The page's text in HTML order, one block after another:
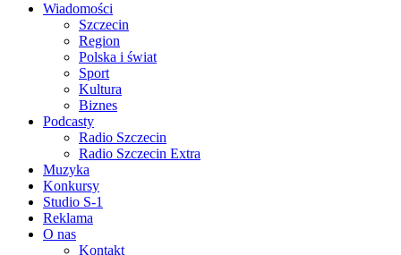
Wiadomości
Szczecin
Region
Polska i świat
Sport
Kultura
Biznes
Podcasty
Radio Szczecin
Radio Szczecin Extra
Muzyka
Konkursy
Studio S-1
Reklama
O nas
Kontakt